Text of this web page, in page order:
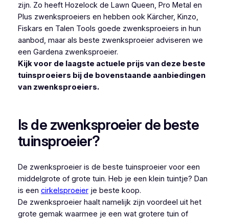
zijn. Zo heeft Hozelock de Lawn Queen, Pro Metal en
Plus zwenksproeiers en hebben ook Kärcher, Kinzo,
Fiskars en Talen Tools goede zwenksproeiers in hun
aanbod, maar als beste zwenksproeier adviseren we
een Gardena zwenksproeier.
Kijk voor de laagste actuele prijs van deze beste
tuinsproeiers bij de bovenstaande aanbiedingen
van zwenksproeiers.
Is de zwenksproeier de beste
tuinsproeier?
De zwenksproeier is de beste tuinsproeier voor een
middelgrote of grote tuin. Heb je een klein tuintje? Dan
is een cirkelsproeierje beste koop.
De zwenksproeier haalt namelijk zijn voordeel uit het
grote gemak waarmee je een wat grotere tuin of